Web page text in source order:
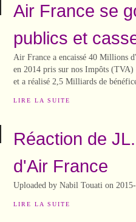
Air France se
publics et
Air France a encaissé 40 Millions
en 2014 pris sur nos Impôts (TVA)
et a réalisé 2,5 Milliards de
LIRE LA SUITE
Réaction de
d'Air France
Uploaded by Nabil Touati on
LIRE LA SUITE